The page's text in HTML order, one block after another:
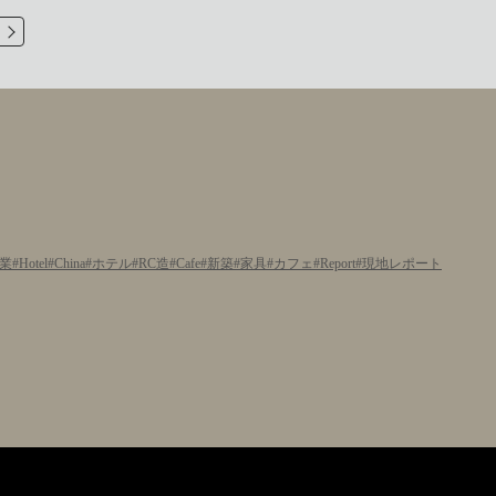
Hotel China ホテル RC造 Cafe 新築 家具 カフェ Report 現地レポート